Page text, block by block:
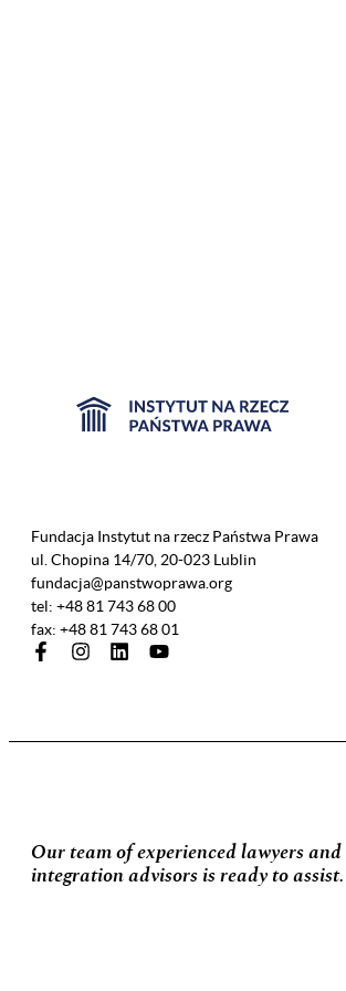
Fundacja Instytut na rzecz Państwa Prawa
ul. Chopina 14/70, 20-023 Lublin
fundacja@panstwoprawa.org
tel: +48 81 743 68 00
fax: +48 81 743 68 01
Our team of experienced lawyers and
integration advisors is ready to assist.